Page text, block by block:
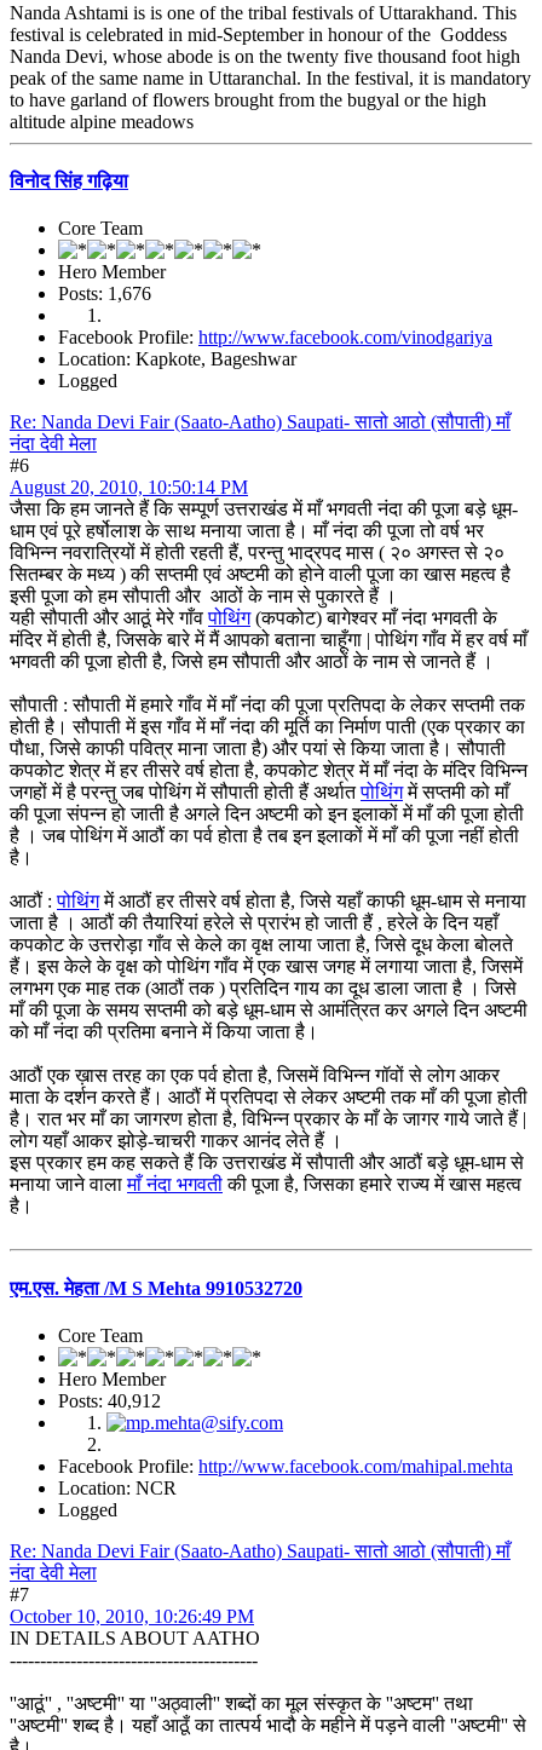
Nanda Ashtami is is one of the tribal festivals of Uttarakhand. This
festival is celebrated in mid-September in honour of the Goddess
Nanda Devi, whose abode is on the twenty five thousand foot high
peak of the same name in Uttaranchal. In the festival, it is mandatory
to have garland of flowers brought from the bugyal or the high
altitude alpine meadows
विनोद सिंह गढ़िया
Core Team
Hero Member
Posts: 1,676
Facebook Profile: http://www.facebook.com/vinodgariya
Location: Kapkote, Bageshwar
Logged
Re: Nanda Devi Fair (Saato-Aatho) Saupati- सातो आठो (सौपाती) माँ
नंदा देवी मेला
#6
August 20, 2010, 10:50:14 PM
जैसा कि हम जानते हैं कि सम्पूर्ण उत्तराखंड में माँ भगवती नंदा की पूजा बड़े धूम-
धाम एवं पूरे हर्षोलाश के साथ मनाया जाता है। माँ नंदा की पूजा तो वर्ष भर
विभिन्न नवरात्रियों में होती रहती हैं, परन्तु भाद्रपद मास ( २० अगस्त से २०
सितम्बर के मध्य ) की सप्तमी एवं अष्टमी को होने वाली पूजा का खास महत्व है
इसी पूजा को हम सौपाती और आठों के नाम से पुकारते हैं ।
यही सौपाती और आठूं मेरे गाँवपोथिंग(कपकोट) बागेश्वर माँ नंदा भगवती के
मंदिर में होती है, जिसके बारे में मैं आपको बताना चाहूँगा | पोथिंग गाँव में हर वर्ष माँ
भगवती की पूजा होती है, जिसे हम सौपाती और आठों के नाम से जानते हैं ।
सौपाती : सौपाती में हमारे गाँव में माँ नंदा की पूजा प्रतिपदा के लेकर सप्तमी तक
होती है। सौपाती में इस गाँव में माँ नंदा की मूर्ति का निर्माण पाती (एक प्रकार का
पौधा, जिसे काफी पवित्र माना जाता है) और पयां से किया जाता है। सौपाती
कपकोट शेत्र में हर तीसरे वर्ष होता है, कपकोट शेत्र में माँ नंदा के मंदिर विभिन्न
जगहों में है परन्तु जब पोथिंग में सौपाती होती हैं अर्थातपोथिंगमें सप्तमी को माँ
की पूजा संपन्न हो जाती है अगले दिन अष्टमी को इन इलाकों में माँ की पूजा होती
है । जब पोथिंग में आठौं का पर्व होता है तब इन इलाकों में माँ की पूजा नहीं होती
है।
आठौं :पोथिंगमें आठौं हर तीसरे वर्ष होता है, जिसे यहाँ काफी धूम-धाम से मनाया
जाता है । आठौं की तैयारियां हरेले से प्रारंभ हो जाती हैं , हरेले के दिन यहाँ
कपकोट के उत्तरोड़ा गाँव से केले का वृक्ष लाया जाता है, जिसे दूध केला बोलते
हैं। इस केले के वृक्ष को पोथिंग गाँव में एक खास जगह में लगाया जाता है, जिसमें
लगभग एक माह तक (आठौं तक ) प्रतिदिन गाय का दूध डाला जाता है । जिसे
माँ की पूजा के समय सप्तमी को बड़े धूम-धाम से आमंत्रित कर अगले दिन अष्टमी
को माँ नंदा की प्रतिमा बनाने में किया जाता है।
आठौं एक ख़ास तरह का एक पर्व होता है, जिसमें विभिन्न गॉवों से लोग आकर
माता के दर्शन करते हैं। आठौं में प्रतिपदा से लेकर अष्टमी तक माँ की पूजा होती
है। रात भर माँ का जागरण होता है, विभिन्न प्रकार के माँ के जागर गाये जाते हैं |
लोग यहाँ आकर झोड़े-चाचरी गाकर आनंद लेते हैं ।
इस प्रकार हम कह सकते हैं कि उत्तराखंड में सौपाती और आठौं बड़े धूम-धाम से
मनाया जाने वालामाँ नंदा भगवतीकी पूजा है, जिसका हमारे राज्य में खास महत्व
है।
एम.एस. मेहता /M S Mehta 9910532720
Core Team
Hero Member
Posts: 40,912
Facebook Profile: http://www.facebook.com/mahipal.mehta
Location: NCR
Logged
Re: Nanda Devi Fair (Saato-Aatho) Saupati- सातो आठो (सौपाती) माँ
नंदा देवी मेला
#7
October 10, 2010, 10:26:49 PM
IN DETAILS ABOUT AATHO
-----------------------------------------
''आठूं'' , ''अष्टमी'' या ''अठ्वाली'' शब्दों का मूल संस्कृत के ''अष्टम'' तथा
''अष्टमी'' शब्द है। यहाँ आठूँ का तात्पर्य भादौ के महीने में पड़ने वाली ''अष्टमी'' से